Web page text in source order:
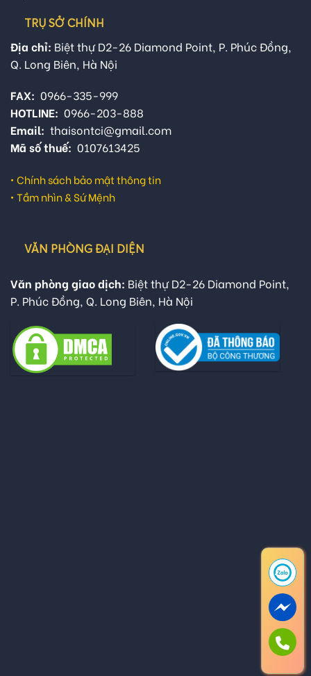
TRỤ SỞ CHÍNH
Địa chỉ: Biệt thự D2-26 Diamond Point, P. Phúc Đồng,
Q. Long Biên, Hà Nội
FAX: 0966-335-999
HOTLINE: 0966-203-888
Email: thaisontci@gmail.com
Mã số thuế: 0107613425
• Chính sách bảo mật thông tin
• Tầm nhìn & Sứ Mệnh
VĂN PHÒNG ĐẠI DIỆN
Văn phòng giao dịch: Biệt thự D2-26 Diamond Point,
P. Phúc Đồng, Q. Long Biên, Hà Nội